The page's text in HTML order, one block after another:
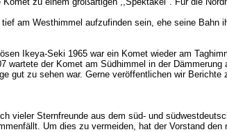
am Westhimmel aufzufinden sein, ehe seine Bahn
Ikeya-Seki 1965 war ein Komet wieder am
der Komet am Südhimmel in der
gut zu sehen war. Gerne veröffentlichen wir
vieler Sternfreunde aus dem süd- und
Um dies zu vermeiden, hat der Vorstand den